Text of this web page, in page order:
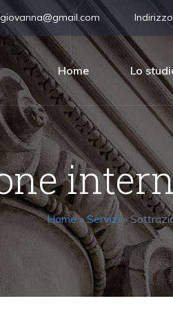
Home Lo
Home»Servizi »